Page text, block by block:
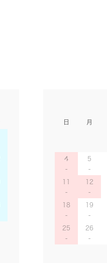
日 月
4 5
11 12
18 19
25 26